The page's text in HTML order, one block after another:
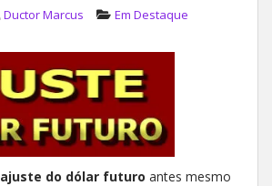
Ductor Marcus Em Destaque
ajuste do dólar futuro antes mesmo